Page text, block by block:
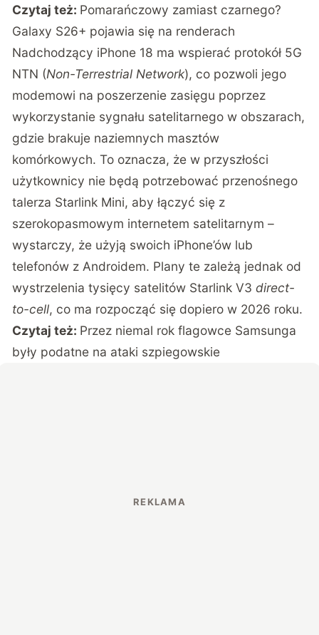
Czytaj też: Pomarańczowy zamiast czarnego?
Galaxy S26+ pojawia się na renderach
Nadchodzący iPhone 18 ma wspierać protokół 5G
NTN (Non-Terrestrial Network), co pozwoli jego
modemowi na poszerzenie zasięgu poprzez
wykorzystanie sygnału satelitarnego w obszarach,
gdzie brakuje naziemnych masztów
komórkowych. To oznacza, że w przyszłości
użytkownicy nie będą potrzebować przenośnego
talerza Starlink Mini, aby łączyć się z
szerokopasmowym internetem satelitarnym –
wystarczy, że użyją swoich iPhone’ów lub
telefonów z Androidem. Plany te zależą jednak od
wystrzelenia tysięcy satelitów Starlink V3direct-
to-cell, co ma rozpocząć się dopiero w 2026 roku.
Czytaj też: Przez niemal rok flagowce Samsunga
były podatne na ataki szpiegowskie